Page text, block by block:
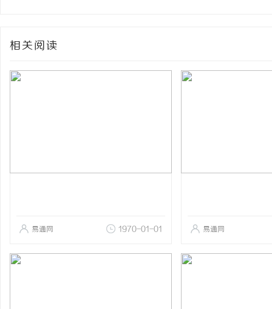
相关阅读
易通网 1970-01-01 易通网